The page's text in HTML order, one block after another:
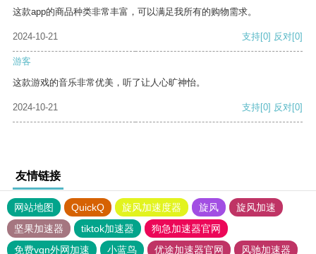
这款app的商品种类非常丰富，可以满足我所有的购物需求。
2024-10-21 支持[0] 反对[0]
游客
这款游戏的音乐非常优美，听了让人心旷神怡。
2024-10-21 支持[0] 反对[0]
友情链接
网站地图 QuickQ 旋风加速度器 旋风
旋风加速
坚果加速器
tiktok加速器
狗急加速器官网
免费vqn外网加速
小蓝鸟 优途加速器官网 风驰加速器